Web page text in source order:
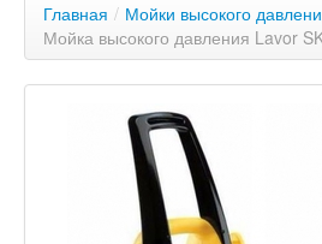
Главная / Мойки высокого
Мойка высокого давления Lavor